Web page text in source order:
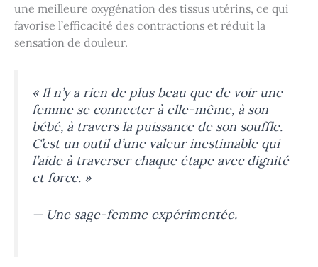
une meilleure oxygénation des tissus utérins, ce qui
favorise l’efficacité des contractions et réduit la
sensation de douleur.
« Il n’y a rien de plus beau que de voir une
femme se connecter à elle-même, à son
bébé, à travers la puissance de son souffle.
C’est un outil d’une valeur inestimable qui
l’aide à traverser chaque étape avec dignité
et force. »
— Une sage-femme expérimentée.